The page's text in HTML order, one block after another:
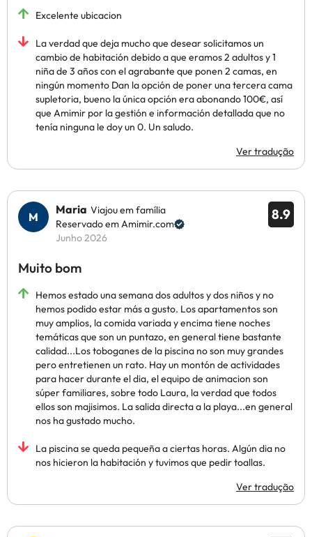
Excelente ubicacion
La verdad que deja mucho que desear solicitamos un
cambio de habitación debido a que eramos 2 adultos y 1
niña de 3 años con el agrabante que ponen 2 camas, en
ningún momento Dan la opción de poner una tercera cama
supletoria, bueno la única opción era abonando 100€, así
que Amimir por la gestión e información detallada que no
tenía ninguna le doy un 0. Un saludo.
Ver tradução
8.9
Maria Viajou em família
Reservado em Amimir.com
Junho 2026
Muito bom
Hemos estado una semana dos adultos y dos niños y no
hemos podido estar más a gusto. Los apartamentos son
muy amplios, la comida variada y encima tiene noches
temáticas que son un puntazo, en general tiene bastante
calidad...Los toboganes de la piscina no son muy grandes
pero entretienen un rato. Hay un montón de actividades
para hacer durante el dia, el equipo de animacion son
súper familiares, sobre todo Laura, la verdad que todos
ellos son majisimos. La salida directa a la playa...en general
nos ha gustado mucho.
La piscina se queda pequeña a ciertas horas. Algún dia no
nos hicieron la habitación y tuvimos que pedir toallas.
Ver tradução